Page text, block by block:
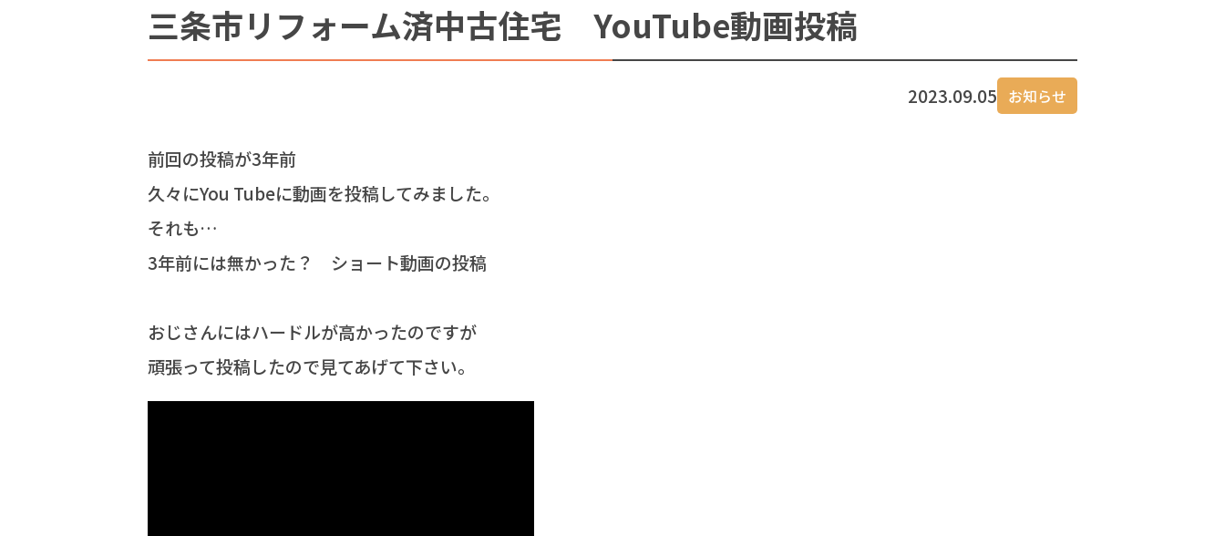
三条市リフォーム済中古住宅 YouTube動画投稿
2023.09.05 お知らせ
前回の投稿が3年前
久々にYou Tubeに動画を投稿してみました。
それも…
3年前には無かった？ ショート動画の投稿
おじさんにはハードルが高かったのですが
頑張って投稿したので見てあげて下さい。